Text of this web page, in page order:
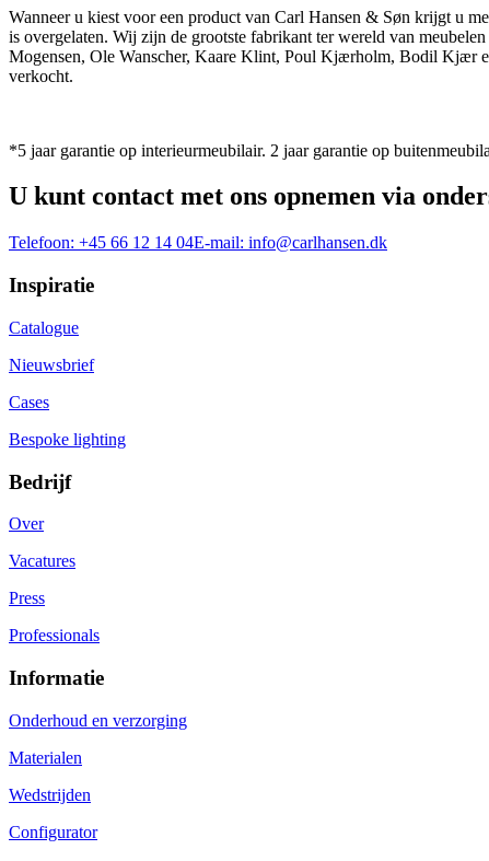
Wanneer u kiest voor een product van Carl Hansen & Søn krijgt u
is overgelaten. Wij zijn de grootste fabrikant ter wereld van
Mogensen, Ole Wanscher, Kaare Klint, Poul Kjærholm, Bodil Kjær
verkocht.
*5 jaar garantie op interieurmeubilair. 2 jaar garantie op
U kunt contact met ons opnemen via
Telefoon: +45 66 12 14 04E-mail: info@carlhansen.dk
Inspiratie
Catalogue
Nieuwsbrief
Cases
Bespoke lighting
Bedrijf
Over
Vacatures
Press
Professionals
Informatie
Onderhoud en verzorging
Materialen
Wedstrijden
Configurator